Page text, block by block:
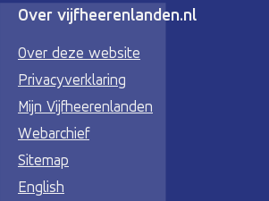
Over vijfheerenlanden.nl
Over deze website
Privacyverklaring
Mijn Vijfheerenlanden
Webarchief
Sitemap
English